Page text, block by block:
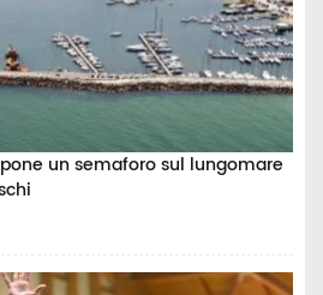
un semaforo sul lungomare